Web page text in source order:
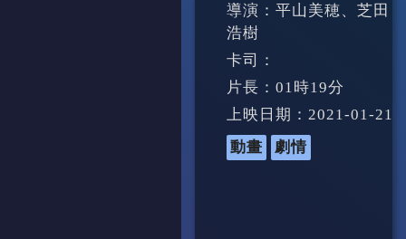
導演：平山美穂、芝田
浩樹
卡司：
片長：01時19分
上映日期：2021-01-21
動畫
劇情